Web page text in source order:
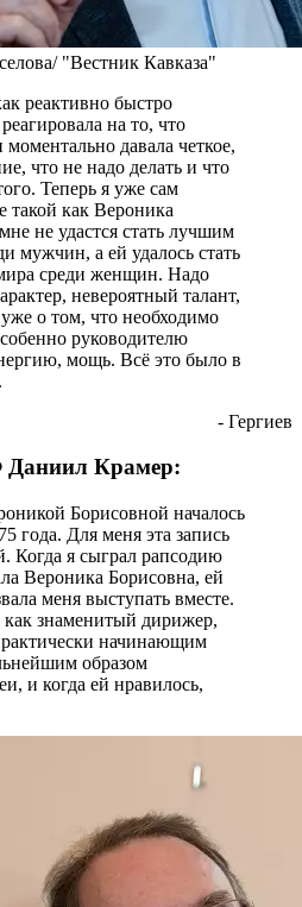
"Вестник Кавказа"
реактивно быстро
на то, что
давала четкое,
что не надо делать и что
Теперь я уже сам
как Вероника
не удастся стать лучшим
мужчин, а ей удалось стать
среди женщин. Надо
невероятный талант,
о том, что необходимо
руководителю
мощь. Всё это было в
- Гергиев
Даниил Крамер:
Борисовной началось
года. Для меня эта запись
Когда я сыграл рапсодию
Вероника Борисовна, ей
меня выступать вместе.
как знаменитый дирижер,
начинающим
образом
и когда ей нравилось,